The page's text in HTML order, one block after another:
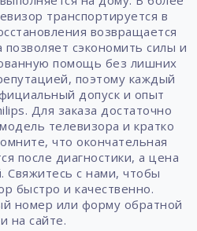
транспортируется в
возвращается
сэкономить силы и
помощь без лишних
поэтому каждый
допуск и опыт
Для заказа достаточно
телевизора и кратко
что окончательная
после диагностики, а цена
Свяжитесь с нами, чтобы
быстро и качественно.
номер или форму обратной
на сайте.